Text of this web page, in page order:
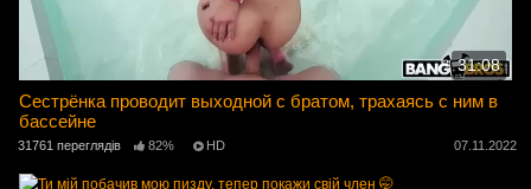
31:08
Сестрёнка проводит выходной с братом, трахаясь с ним в
бассейне
31761 переглядів 82% HD 07.11.2022